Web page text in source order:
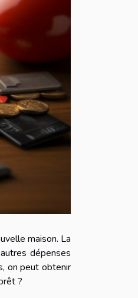
maison. La
dépenses
on peut obtenir
?